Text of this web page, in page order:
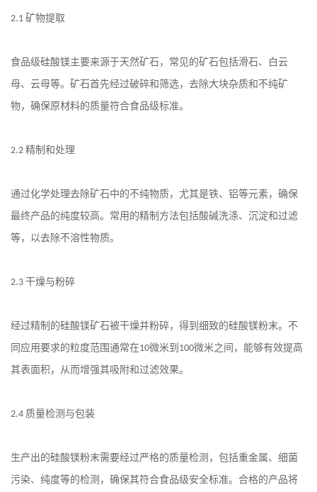
2.1 矿物提取
食品级硅酸镁主要来源于天然矿石，常见的矿石包括滑石、白云
母、云母等。矿石首先经过破碎和筛选，去除大块杂质和不纯矿
物，确保原材料的质量符合食品级标准。
2.2 精制和处理
通过化学处理去除矿石中的不纯物质，尤其是铁、铝等元素，确保
最终产品的纯度较高。常用的精制方法包括酸碱洗涤、沉淀和过滤
等，以去除不溶性物质。
2.3 干燥与粉碎
经过精制的硅酸镁矿石被干燥并粉碎，得到细致的硅酸镁粉末。不
同应用要求的粒度范围通常在10微米到 100微米之间，能够有效提高
其表面积，从而增强其吸附和过滤效果。
2.4 质量检测与包装
生产出的硅酸镁粉末需要经过严格的质量检测，包括重金属、细菌
污染、纯度等的检测，确保其符合食品级安全标准。合格的产品将